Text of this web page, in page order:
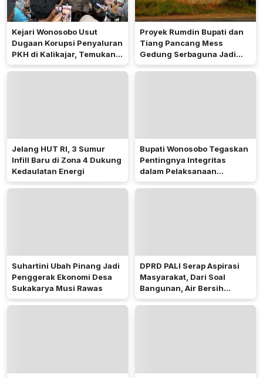
Kejari Wonosobo Usut
Dugaan Korupsi Penyaluran
PKH di Kalikajar, Temukan
Hampir 600 Kartu ATM
Proyek Rumdin Bupati dan
Tiang Pancang Mess
Gedung Serbaguna Jadi
Sorotan Publik
Jelang HUT RI, 3 Sumur
Infill Baru di Zona 4 Dukung
Kedaulatan Energi
Bupati Wonosobo Tegaskan
Pentingnya Integritas
dalam Pelaksanaan
Pilkades 2026
Suhartini Ubah Pinang Jadi
Penggerak Ekonomi Desa
Sukakarya Musi Rawas
DPRD PALI Serap Aspirasi
Masyarakat, Dari Soal
Bangunan, Air Bersih
Hingga Pergub Seismik